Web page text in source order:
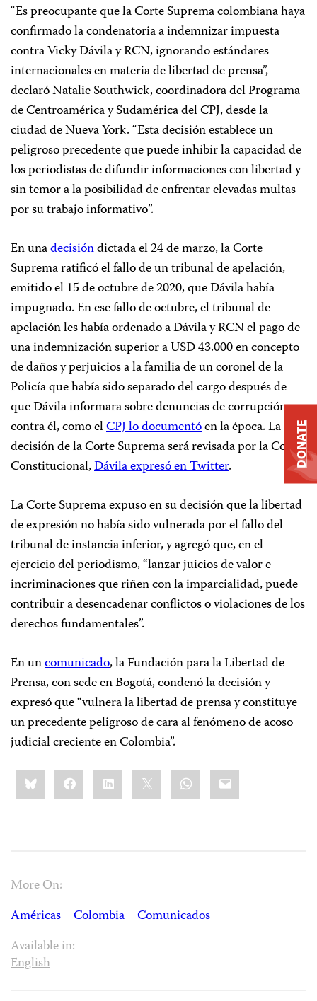
“Es preocupante que la Corte Suprema colombiana haya
confirmado la condenatoria a indemnizar impuesta
contra Vicky Dávila y RCN, ignorando estándares
internacionales en materia de libertad de prensa”,
declaró Natalie Southwick, coordinadora del Programa
de Centroamérica y Sudamérica del CPJ, desde la
ciudad de Nueva York. “Esta decisión establece un
peligroso precedente que puede inhibir la capacidad de
los periodistas de difundir informaciones con libertad y
sin temor a la posibilidad de enfrentar elevadas multas
por su trabajo informativo”.
En unadecisióndictada el 24 de marzo, la Corte
Suprema ratificó el fallo de un tribunal de apelación,
emitido el 15 de octubre de 2020, que Dávila había
impugnado. En ese fallo de octubre, el tribunal de
apelación les había ordenado a Dávila y RCN el pago de
una indemnización superior a USD 43.000 en concepto
de daños y perjuicios a la familia de un coronel de la
Policía que había sido separado del cargo después de
que Dávila informara sobre denuncias de corrupción
contra él, como elCPJ lo documentóen la época. La
decisión de la Corte Suprema será revisada por la Corte
Constitucional,Dávila expresó en Twitter.
La Corte Suprema expuso en su decisión que la libertad
de expresión no había sido vulnerada por el fallo del
tribunal de instancia inferior, y agregó que, en el
ejercicio del periodismo, “lanzar juicios de valor e
incriminaciones que riñen con la imparcialidad, puede
contribuir a desencadenar conflictos o violaciones de los
derechos fundamentales”.
En uncomunicado, la Fundación para la Libertad de
Prensa, con sede en Bogotá, condenó la decisión y
expresó que “vulnera la libertad de prensa y constituye
un precedente peligroso de cara al fenómeno de acoso
judicial creciente en Colombia”.
Share
this:BlueskyFacebookLinkedIn WhatsApp
Email
More On:
Américas
Colombia
Comunicados
Available in:
English
DONATE